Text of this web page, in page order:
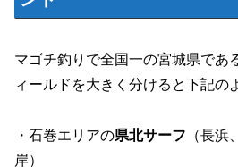
マゴチ釣りで全国一の宮城県であ
ィールドを大きく分けると下記の
・石巻エリアの県北サーフ （長
岸）